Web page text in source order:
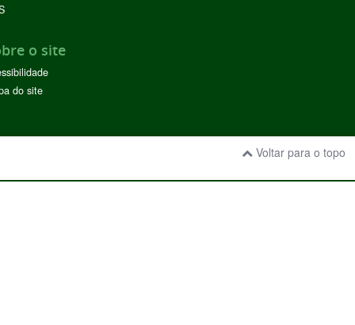
o site
do site
Voltar para o topo